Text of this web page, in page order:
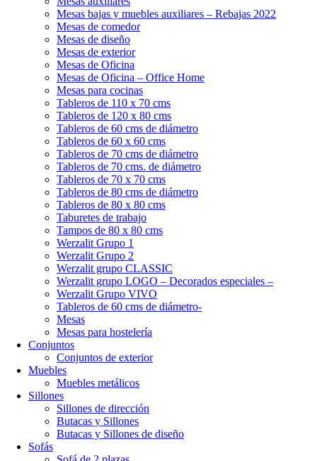
Mesas bajas y muebles auxiliares – Rebajas 2022
Mesas de comedor
Mesas de diseño
Mesas de exterior
Mesas de Oficina
Mesas de Oficina – Office Home
Mesas para cocinas
Tableros de 110 x 70 cms
Tableros de 120 x 80 cms
Tableros de 60 cms de diámetro
Tableros de 60 x 60 cms
Tableros de 70 cms de diámetro
Tableros de 70 cms. de diámetro
Tableros de 70 x 70 cms
Tableros de 80 cms de diámetro
Tableros de 80 x 80 cms
Taburetes de trabajo
Tampos de 80 x 80 cms
Werzalit Grupo 1
Werzalit Grupo 2
Werzalit grupo CLASSIC
Werzalit grupo LOGO – Decorados especiales –
Werzalit Grupo VIVO
Tableros de 60 cms de diámetro-
Mesas
Mesas para hostelería
Conjuntos
Conjuntos de exterior
Muebles
Muebles metálicos
Sillones
Sillones de dirección
Butacas y Sillones
Butacas y Sillones de diseño
Sofás